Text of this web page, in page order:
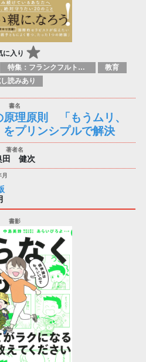
に入り
特集：フランクフルト2025
教育
読みあり
理原則 「もうムリ、
をプリンシプルで解決
田 健次